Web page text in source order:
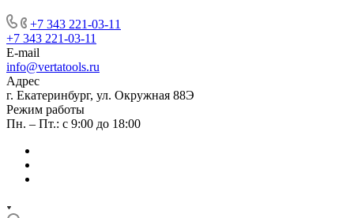
+7 343 221-03-11
+7 343 221-03-11
E-mail
info@vertatools.ru
Адрес
г. Екатеринбург, ул. Окружная 88Э
Режим работы
Пн. – Пт.: с 9:00 до 18:00